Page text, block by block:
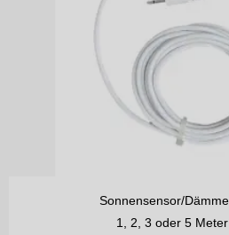
Sonnensensor/
1, 2, 3 oder 5